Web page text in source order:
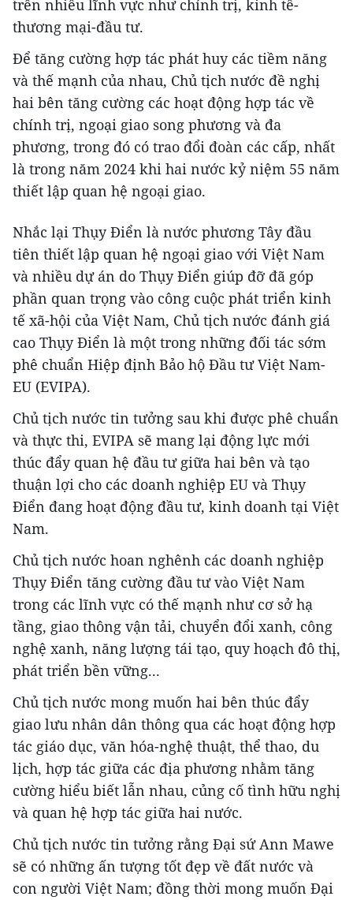
trên nhiều lĩnh vực như chính trị, kinh tế-
thương mại-đầu tư.
Để tăng cường hợp tác phát huy các tiềm năng
và thế mạnh của nhau, Chủ tịch nước đề nghị
hai bên tăng cường các hoạt động hợp tác về
chính trị, ngoại giao song phương và đa
phương, trong đó có trao đổi đoàn các cấp, nhất
là trong năm 2024 khi hai nước kỷ niệm 55 năm
thiết lập quan hệ ngoại giao.
Nhắc lại Thụy Điển là nước phương Tây đầu
tiên thiết lập quan hệ ngoại giao với Việt Nam
và nhiều dự án do Thụy Điển giúp đỡ đã góp
phần quan trọng vào công cuộc phát triển kinh
tế xã-hội của Việt Nam, Chủ tịch nước đánh giá
cao Thụy Điển là một trong những đối tác sớm
phê chuẩn Hiệp định Bảo hộ Đầu tư Việt Nam-
EU (EVIPA).
Chủ tịch nước tin tưởng sau khi được phê chuẩn
và thực thi, EVIPA sẽ mang lại động lực mới
thúc đẩy quan hệ đầu tư giữa hai bên và tạo
thuận lợi cho các doanh nghiệp EU và Thụy
Điển đang hoạt động đầu tư, kinh doanh tại Việt
Nam.
Chủ tịch nước hoan nghênh các doanh nghiệp
Thụy Điển tăng cường đầu tư vào Việt Nam
trong các lĩnh vực có thế mạnh như cơ sở hạ
tầng, giao thông vận tải, chuyển đổi xanh, công
nghệ xanh, năng lượng tái tạo, quy hoạch đô thị,
phát triển bền vững...
Chủ tịch nước mong muốn hai bên thúc đẩy
giao lưu nhân dân thông qua các hoạt động hợp
tác giáo dục, văn hóa-nghệ thuật, thể thao, du
lịch, hợp tác giữa các địa phương nhằm tăng
cường hiểu biết lẫn nhau, củng cố tình hữu nghị
và quan hệ hợp tác giữa hai nước.
Chủ tịch nước tin tưởng rằng Đại sứ Ann Mawe
sẽ có những ấn tượng tốt đẹp về đất nước và
con người Việt Nam; đồng thời mong muốn Đại